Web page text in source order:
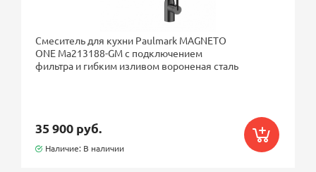
Смеситель для кухни Paulmark MAGNETO
ONE Ma213188-GM с подключением
фильтра и гибким изливом вороненая сталь
35 900 руб.
Наличие: В наличии